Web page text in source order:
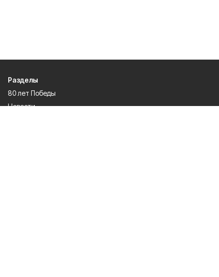
Разделы
80 лет Победы
Новости